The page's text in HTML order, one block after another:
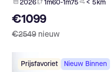
2026 1m60-1m75 < 5 km
€1099
€2549 nieuw
Prijsfavoriet Nieuw Binnen